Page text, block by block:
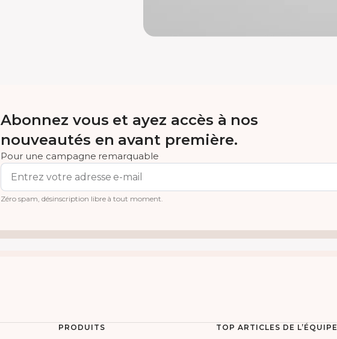
Abonnez vous et ayez accès à nos
nouveautés en avant première.
Pour une campagne remarquable
Zéro spam, désinscription libre à tout moment.
PRODUITS TOP ARTICLES DE L’ÉQUIPE